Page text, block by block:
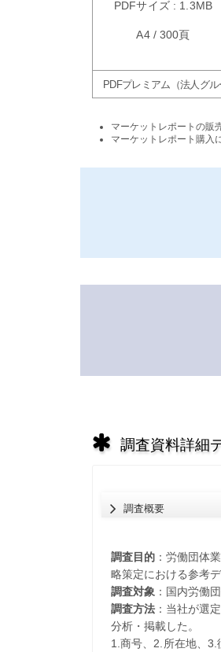
PDFサイズ : 1.3MB
A4 / 300頁
PDFプレミアム（法人グ
マーケットレポートの販
マーケットレポート購入
調査資料詳細
調査概要
調査目的：労働団体
略策定における参考
調査対象：国内労働
調査方法：当社が選
分析・掲載した。
1.商号、2.所在地、